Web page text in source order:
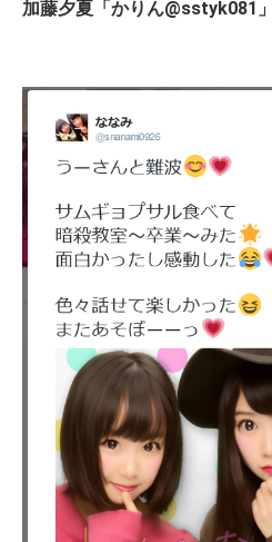
加藤夕夏「かりん@sstyk081」